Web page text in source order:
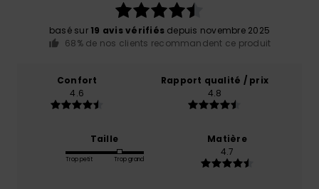
basé sur 19 avis vérifiésdepuis novembre 2025
68% de nos clients recommandent ce produit
Confort
4.6
Rapport qualité / prix
4.8
Taille
Trop petit Trop grand
Matière
4.7